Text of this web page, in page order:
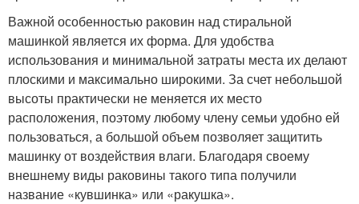
Важной особенностью раковин над стиральной
машинкой является их форма. Для удобства
использования и минимальной затраты места их делают
плоскими и максимально широкими. За счет небольшой
высоты практически не меняется их место
расположения, поэтому любому члену семьи удобно ей
пользоваться, а большой объем позволяет защитить
машинку от воздействия влаги. Благодаря своему
внешнему виды раковины такого типа получили
название «кувшинка» или «ракушка».